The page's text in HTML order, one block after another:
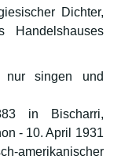
Dichter,
Handelshauses
nur singen und
in Bischarri,
- 10. April 1931
amerikanischer